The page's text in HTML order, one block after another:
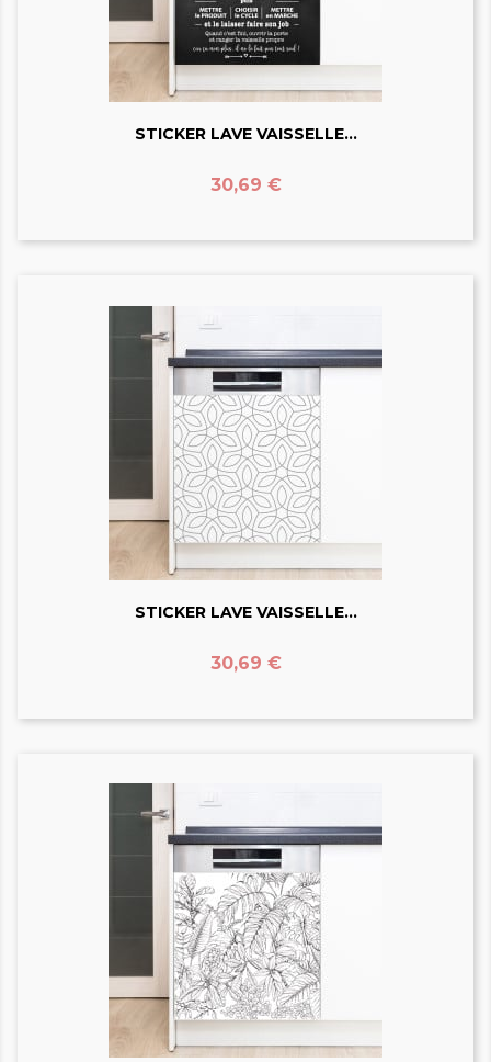
STICKER LAVE VAISSELLE...
Prix
30,69 €
STICKER LAVE VAISSELLE...
Prix
30,69 €